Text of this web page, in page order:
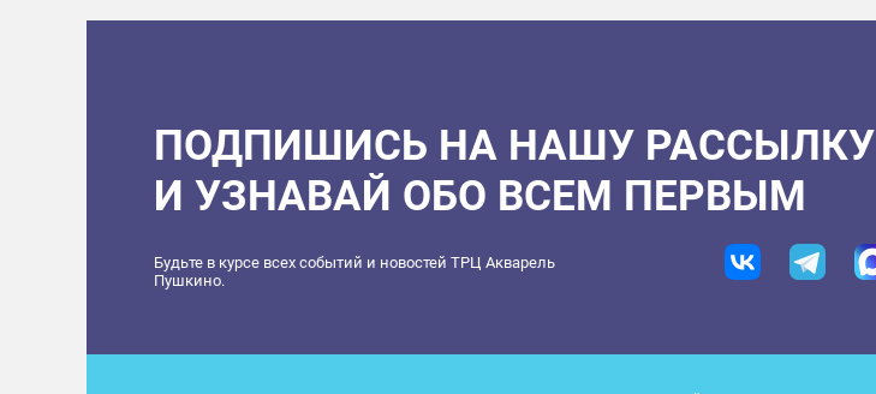
ПОДПИШИСЬ НА НАШУ РАССЫЛКУ
И УЗНАВАЙ ОБО ВСЕМ ПЕРВЫМ
Будьте в курсе всех событий и новостей ТРЦ Акварель
Пушкино.